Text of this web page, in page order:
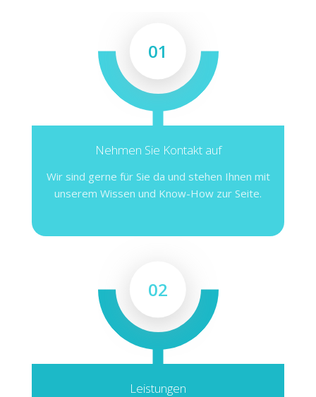
01
Nehmen Sie Kontakt auf
Wir sind gerne für Sie da und stehen Ihnen mit
unserem Wissen und Know-How zur Seite.
02
Leistungen